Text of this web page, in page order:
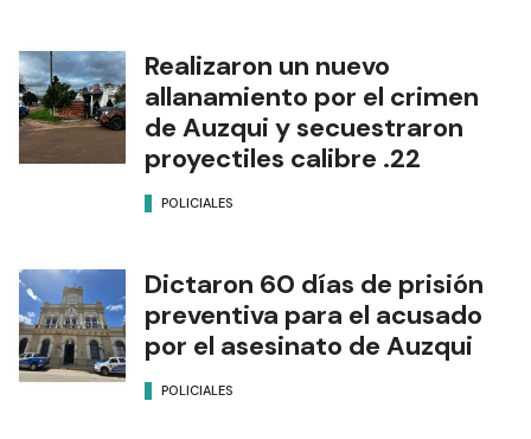
Realizaron un nuevo
allanamiento por el crimen
de Auzqui y secuestraron
proyectiles calibre .22
POLICIALES
Dictaron 60 días de prisión
preventiva para el acusado
por el asesinato de Auzqui
POLICIALES